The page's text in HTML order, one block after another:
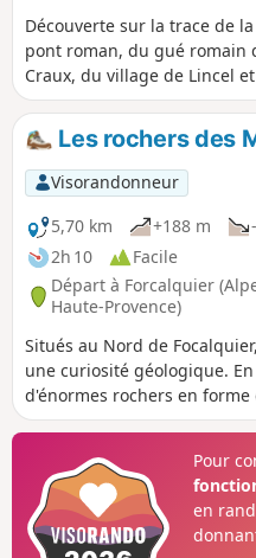
Découverte sur la trace de
pont roman, du gué romain
Craux, du village de Lincel
astronomique.
Les rochers des
Visorandonneur
5,70 km
+188 m
2h 10
Facile
Départ à Forcalquier
Haute-Provence)
Situés au Nord de
une curiosité géologique.
d'énormes rochers en
mètres de hauteur. Le mot
Pour
en